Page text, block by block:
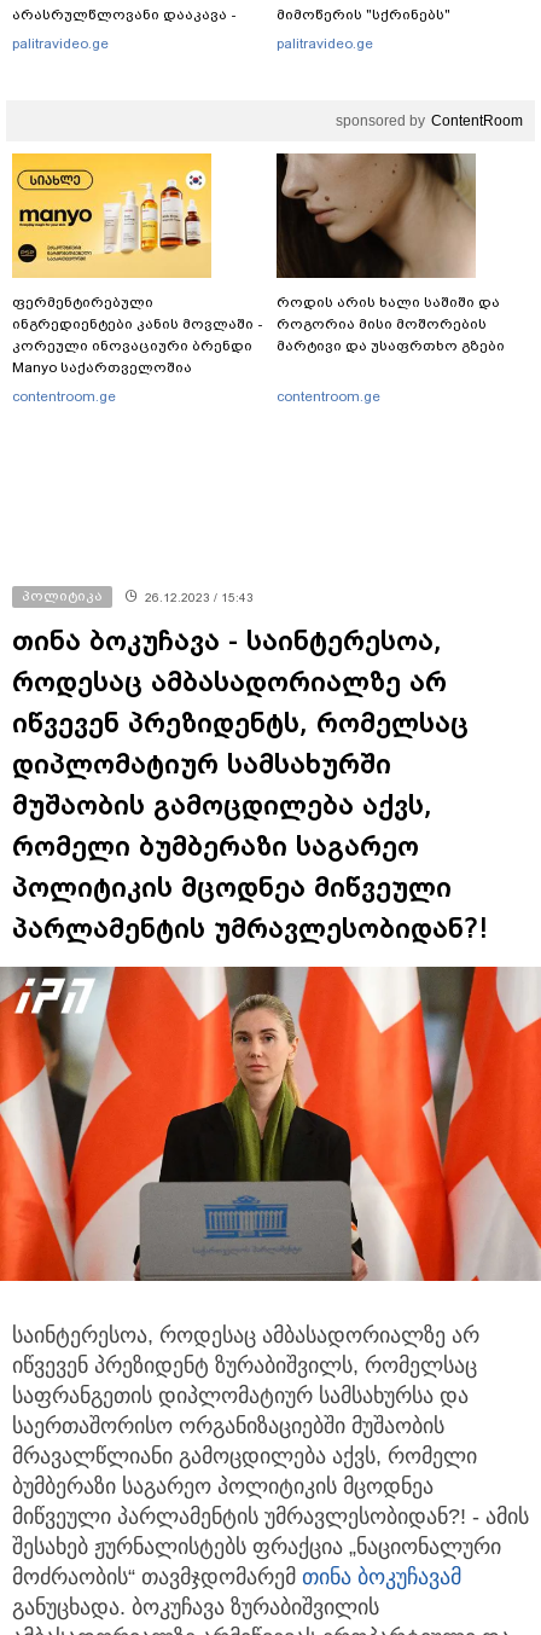
არასრულწლოვანი დააკავა -
შსს ინფორმაციას ავრცელებს
palitravideo.ge
მიმოწერის "სქრინებს"
ავრცელებს
palitravideo.ge
sponsored by ContentRoom
ფერმენტირებული
ინგრედიენტები კანის მოვლაში -
კორეული ინოვაციური ბრენდი
Manyo საქართველოშია
contentroom.ge
როდის არის ხალი საშიში და
როგორია მისი მოშორების
მარტივი და უსაფრთხო გზები
contentroom.ge
პოლიტიკა 26.12.2023 / 15:43
თინა ბოკუჩავა - საინტერესოა,
როდესაც ამბასადორიალზე არ
იწვევენ პრეზიდენტს, რომელსაც
დიპლომატიურ სამსახურში
მუშაობის გამოცდილება აქვს,
რომელი ბუმბერაზი საგარეო
პოლიტიკის მცოდნეა მიწვეული
პარლამენტის უმრავლესობიდან?!
საინტერესოა, როდესაც ამბასადორიალზე არ
იწვევენ პრეზიდენტ ზურაბიშვილს, რომელსაც
საფრანგეთის დიპლომატიურ სამსახურსა და
საერთაშორისო ორგანიზაციებში მუშაობის
მრავალწლიანი გამოცდილება აქვს, რომელი
ბუმბერაზი საგარეო პოლიტიკის მცოდნეა
მიწვეული პარლამენტის უმრავლესობიდან?! - ამის
შესახებ ჟურნალისტებს ფრაქცია „ნაციონალური
მოძრაობის“ თავმჯდომარემ თინა ბოკუჩავამ
განუცხადა. ბოკუჩავა ზურაბიშვილის